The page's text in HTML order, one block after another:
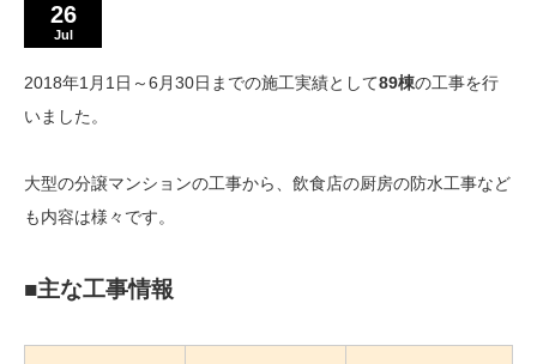
26
Jul
2018年1月1日～6月30日までの施工実績として89棟の工事を行
いました。
大型の分譲マンションの工事から、飲食店の厨房の防水工事など
も内容は様々です。
■主な工事情報